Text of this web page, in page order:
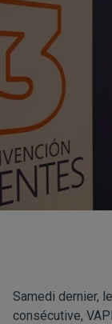
Samedi dernier,
consécutive,